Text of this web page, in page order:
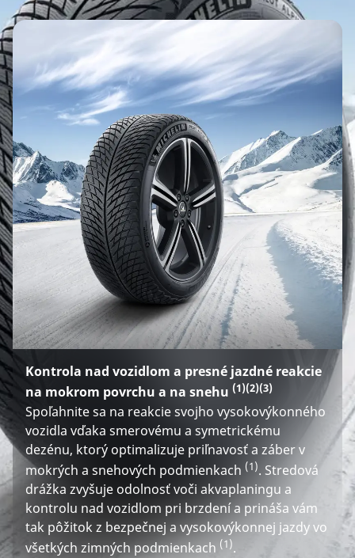
Kontrola nad vozidlom a presné jazdné reakcie
na mokrom povrchu a na snehu (1)(2)(3)
Spoľahnite sa na reakcie svojho vysokovýkonného
vozidla vďaka smerovému a symetrickému
dezénu, ktorý optimalizuje priľnavosť a záber v
mokrých a snehových podmienkach (1). Stredová
drážka zvyšuje odolnosť voči akvaplaningu a
kontrolu nad vozidlom pri brzdení a prináša vám
tak pôžitok z bezpečnej a vysokovýkonnej jazdy vo
všetkých zimných podmienkach (1).